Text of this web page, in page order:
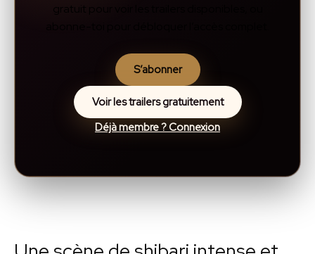
gratuit pour voir les trailers disponibles, ou
S’abonner
Voir les trailers gratuitement
Déjà membre ? Connexion